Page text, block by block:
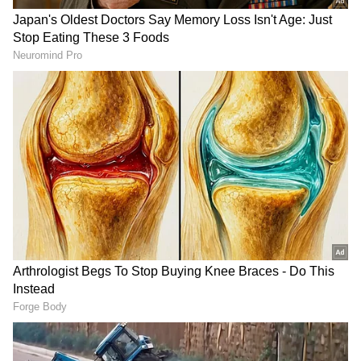
DOWNLOAD APP
ಕರ್ನಾಟಕ, ಭಾರತ (India News) ಮತ್ತು ಜಗತ್ತಿನ
ಕ್ಷಣಕ್ಷಣದ ಕನ್ನಡ ಸುದ್ದಿ (Kannada News)
ಅಪ್ಡೇಟ್‌ಗಳಿಗಾಗಿ ಏಷ್ಯಾನೆಟ್ ಸುವರ್ಣ ನ್ಯೂಸ್‌ ಫಾಲೋ
ಮಾಡಿ. ಬ್ರೇಕಿಂಗ್ ಸುದ್ದಿ (Latest Kannada News),
ವಿಶೇಷ ವರದಿಗಳು ಮತ್ತು ನೇರ ಪ್ರಸಾರಗಳೊಂದಿಗೆ
kannada news live) ಸಂಪೂರ್ಣ ಮಾಹಿತಿ ಒಂದೇ
ಕ್ಲಿಕ್‌ನಲ್ಲಿ ಲಭ್ಯ. ಏಷ್ಯಾನೆಟ್ ಸುವರ್ಣ ನ್ಯೂಸ್ ಅಧಿಕೃತ
ಆ್ಯಪ್ ಡೌನ್‌ಲೋಡ್ ಮಾಡಿ ಹಾಗು ಎಲ್ಲಾ ಅಪ್‌ಡೇಟ್
ಗಳನ್ನು ಪಡೆಯಿರಿ